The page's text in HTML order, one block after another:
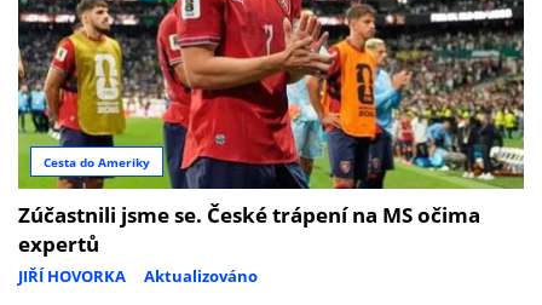
Cesta do Ameriky
Zúčastnili jsme se. České trápení na MS očima
expertů
JIŘÍ HOVORKA Aktualizováno